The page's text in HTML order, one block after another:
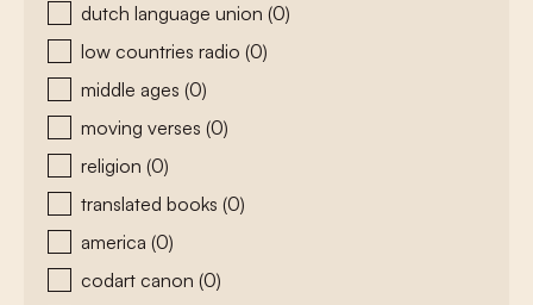
dutch language union (0)
low countries radio (0)
middle ages (0)
moving verses (0)
religion (0)
translated books (0)
america (0)
codart canon (0)